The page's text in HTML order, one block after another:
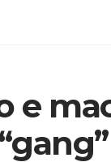
e